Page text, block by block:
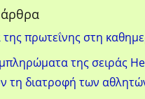
πρωτεΐνης στη
της σειράς
τη διατροφή των